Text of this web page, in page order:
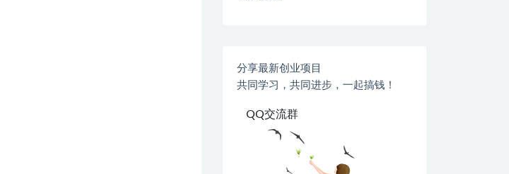
分享最新创业项目
共同学习，共同进步，一起搞钱！
QQ交流群